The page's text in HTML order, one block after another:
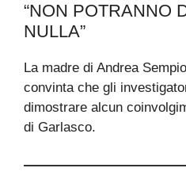
“NON POTRANNO
NULLA”
La madre di Andrea
convinta che gli
dimostrare alcun
di Garlasco.